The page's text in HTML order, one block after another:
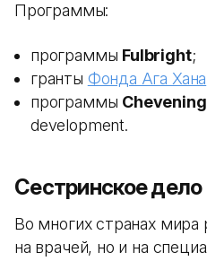
Программы:
программы Fulbright;
гранты Фонда Ага Хана
программы Chevening
development.
Сестринское
Во многих странах мира
на врачей, но и на